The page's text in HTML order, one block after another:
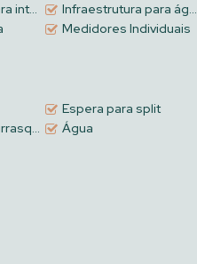
Infraestrutura para água quente
Medidores Individuais
Espera para split
carvão Água